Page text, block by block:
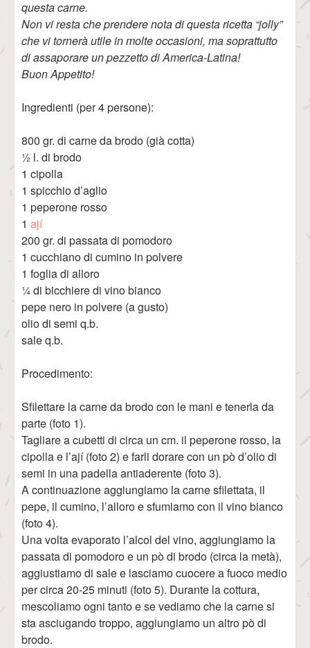
questa carne.
Non vi resta che prendere nota di questa ricetta “jolly”
che vi tornerà utile in molte occasioni, ma soprattutto
di assaporare un pezzetto di America-Latina!
Buon Appetito!
Ingredienti (per 4 persone):
800 gr. di carne da brodo (già cotta)
½ l. di brodo
1 cipolla
1 spicchio d’aglio
1 peperone rosso
1 ají
200 gr. di passata di pomodoro
1 cucchiano di cumino in polvere
1 foglia di alloro
¼ di bicchiere di vino bianco
pepe nero in polvere (a gusto)
olio di semi q.b.
sale q.b.
Procedimento:
Sfilettare la carne da brodo con le mani e tenerla da
parte (foto 1).
Tagliare a cubetti di circa un cm. il peperone rosso, la
cipolla e l’ají (foto 2) e farli dorare con un pò d’olio di
semi in una padella antiaderente (foto 3).
A continuazione aggiungiamo la carne sfilettata, il
pepe, il cumino, l’alloro e sfumiamo con il vino bianco
(foto 4).
Una volta evaporato l’alcol del vino, aggiungiamo la
passata di pomodoro e un pò di brodo (circa la metà),
aggiustiamo di sale e lasciamo cuocere a fuoco medio
per circa 20-25 minuti (foto 5). Durante la cottura,
mescoliamo ogni tanto e se vediamo che la carne si
sta asciugando troppo, aggiungiamo un altro pò di
brodo.